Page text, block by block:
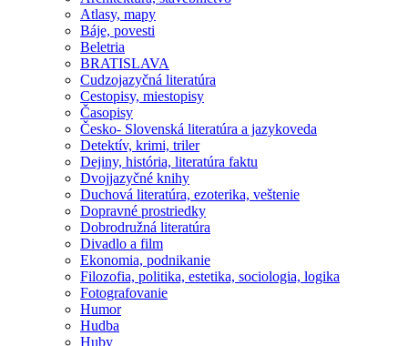
Atlasy, mapy
Báje, povesti
Beletria
BRATISLAVA
Cudzojazyčná literatúra
Cestopisy, miestopisy
Časopisy
Česko- Slovenská literatúra a jazykoveda
Detektív, krimi, triler
Dejiny, história, literatúra faktu
Dvojjazyčné knihy
Duchová literatúra, ezoterika, veštenie
Dopravné prostriedky
Dobrodružná literatúra
Divadlo a film
Ekonomia, podnikanie
Filozofia, politika, estetika, sociologia, logika
Fotografovanie
Humor
Hudba
Huby